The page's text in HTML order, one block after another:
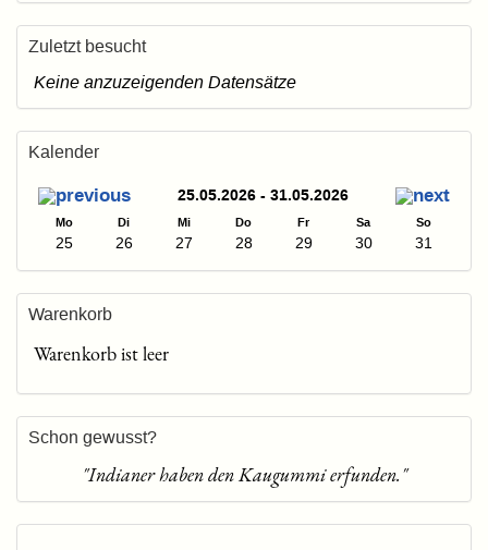
Zuletzt besucht
Keine anzuzeigenden Datensätze
Kalender
25.05.2026 - 31.05.2026
Mo Di Mi Do Fr Sa So
25 26 27 28 29 30 31
Warenkorb
Warenkorb ist leer
Schon gewusst?
"Indianer haben den Kaugummi erfunden."